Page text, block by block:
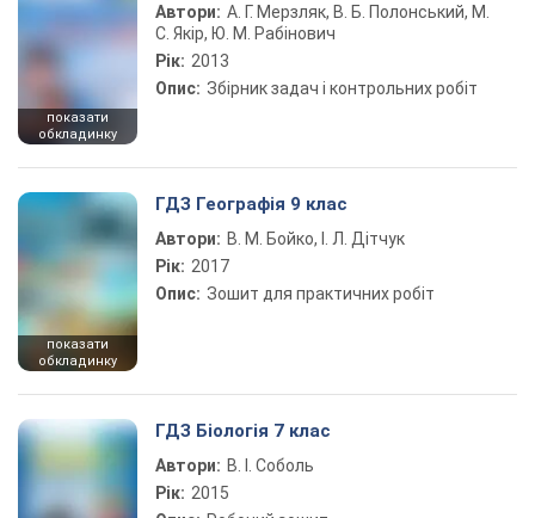
показати
обкладинку
Автори: А. Г. Мерзляк, В. Б. Полонський, М.
С. Якір, Ю. М. Рабінович
Рік: 2013
Опис: Збірник задач і контрольних робіт
показати
обкладинку
ГДЗ Географія 9 клас
Автори: В. М. Бойко, І. Л. Дітчук
Рік: 2017
Опис: Зошит для практичних робіт
ГДЗ Біологія 7 клас
Автори: В. І. Соболь
Рік: 2015